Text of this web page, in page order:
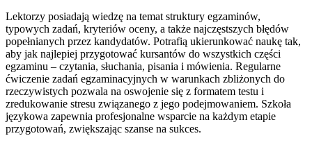
Lektorzy posiadają wiedzę na temat struktury egzaminów,
typowych zadań, kryteriów oceny, a także najczęstszych błędów
popełnianych przez kandydatów. Potrafią ukierunkować naukę tak,
aby jak najlepiej przygotować kursantów do wszystkich części
egzaminu – czytania, słuchania, pisania i mówienia. Regularne
ćwiczenie zadań egzaminacyjnych w warunkach zbliżonych do
rzeczywistych pozwala na oswojenie się z formatem testu i
zredukowanie stresu związanego z jego podejmowaniem. Szkoła
językowa zapewnia profesjonalne wsparcie na każdym etapie
przygotowań, zwiększając szanse na sukces.